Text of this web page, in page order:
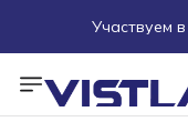
Участвуем
Поможем